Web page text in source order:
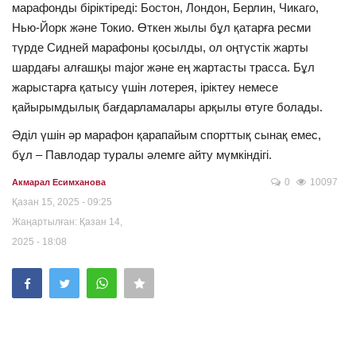
марафонды біріктіреді: Бостон, Лондон, Берлин, Чикаго,
Нью-Йорк және Токио. Өткен жылы бұл қатарға ресми
түрде Сидней марафоны қосылды, ол оңтүстік жарты
шардағы алғашқы major және ең жартасты трасса. Бұл
жарыстарға қатысу үшін лотерея, іріктеу немесе
қайырымдылық бағдарламалары арқылы өтуге болады.
Әділ үшін әр марафон қарапайым спорттық сынақ емес,
бұл – Павлодар туралы әлемге айту мүмкіндігі.
Акмарал Есимханова
Қазан 15, 2025 - 09:25
Жаңартылған: Қазан 14,
2025 - 18:08
0 10097